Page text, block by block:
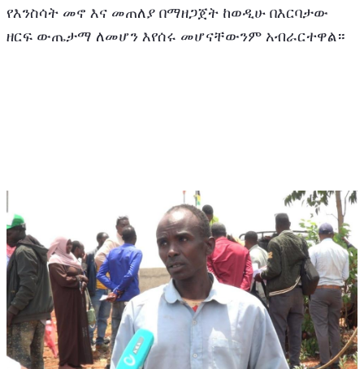
የእንስሳት መኖ እና መጠለያ በማዘጋጀት ከወዲሁ በእርባታው
ዘርፍ ውጤታማ ለመሆን እየሰሩ መሆናቸውንም አብራርተዋል።